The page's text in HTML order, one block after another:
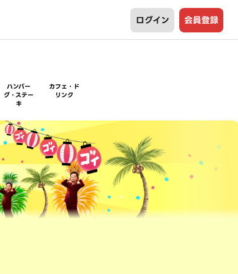
ログイン 会員登録
ハンバー
グ・ステー
キ
カフェ・ド
リンク